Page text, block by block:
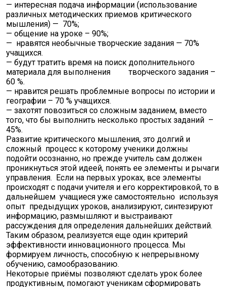
— интересная подача информации (использование
различных методических приемов критического
мышления) — 70%;
— общение на уроке – 90%;
— нравятся необычные творческие задания — 70%
учащихся.
— будут тратить время на поиск дополнительного
материала для выполнения творческого задания –
60 %.
— нравится решать проблемные вопросы по истории и
географии – 70 % учащихся.
— захотят повозиться со сложным заданием, вместо
того, что бы выполнить несколько простых заданий –
45%.
Развитие критического мышления, это долгий и
сложный процесс к которому ученики должны
подойти осознанно, но прежде учитель сам должен
проникнуться этой идеей, понять ее элементы и рычаги
управления. Если на первых уроках, все элементы
происходят с подачи учителя и его корректировкой, то в
дальнейшем учащиеся уже самостоятельно используя
опыт предыдущих уроков, анализируют, синтезируют
информацию, размышляют и выстраивают
рассуждения для определения дальнейших действий.
Таким образом, реализуется еще один критерий
эффективности инновационного процесса. Мы
формируем личность, способную к непрерывному
обучению, самообразованию.
Некоторые приёмы позволяют сделать урок более
продуктивным, помогают ученикам сформировать